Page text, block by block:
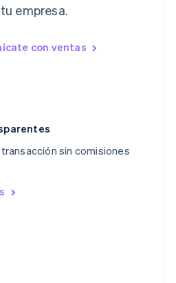
empresa.
con ventas
sin comisiones